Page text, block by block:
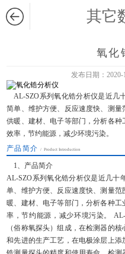
其它
氧化
发布日期：
AL-SZO系列氧化锆分析仪是近几
简单、维护方便、反应速度快、测量
供暖、建材、电子等部门，分析各
效率，节约能源，减少环境污染。
产品简介
/ Product Introduction
1、产品简介
AL-SZO系列氧化锆分析仪是近几十
单、维护方便、反应速度快、测量
暖、建材、电子等部门，分析各种
率，节约能源，减少环境污染。
（俗称氧探头）组成，在检测器的
和先进的生产工艺，在电极涂层上